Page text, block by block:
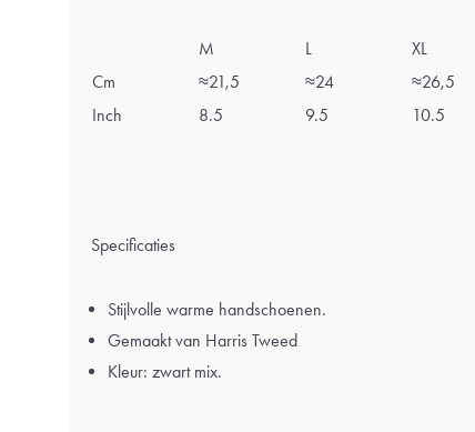
M L
XL
Cm
≈21,5 ≈24
≈26,5
Inch
8.5 9.5 10.5
Specificaties
Stijlvolle warme handschoenen.
Gemaakt van Harris Tweed
Kleur: zwart mix.